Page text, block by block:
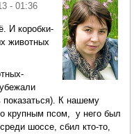
- 01:36
И коробки-
животных
показаться). К нашему
крупным псом, у него был
шоссе, сбил кто-то,